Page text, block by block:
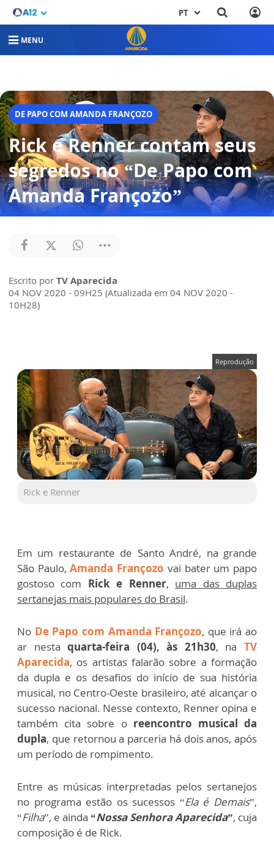
PT
MENU
DE PAPO COM AMANDA FRANÇOZO
Rick e Renner contam seus
segredos no “De Papo com
Amanda Françozo”
Escrito por TV Aparecida
04 NOV 2020 - 09H25 (Atualizada em 04 NOV 2020 -
10H28)
Reprodução
Rick e Renner
Em um restaurante de Santo André, na grande
São Paulo,Amanda Françozo vai bater um papo
gostoso com Rick e Renner, uma das duplas
sertanejas mais populares do Brasil.
No De Papo com Amanda Françozo, que irá ao
ar nestaquarta-feira (04), às 21h30, naTV
Aparecida, os artistas falarão sobre a formação
da dupla e os desafios do início de sua história
musical, no Centro-Oeste brasileiro, até alcançar o
sucesso nacional. Nesse contexto, Renner opina e
também cita sobre o reencontro musical da
dupla, que retornou a parceria há dois anos, após
um período de rompimento.
Entre as músicas interpretadas pelos sertanejos
no programa estão os sucessos “Ela é Demais”,
“Filha”, e ainda “Nossa Senhora Aparecida”, cuja
composição é de Rick.